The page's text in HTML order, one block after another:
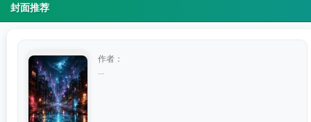
封面推荐
作者：